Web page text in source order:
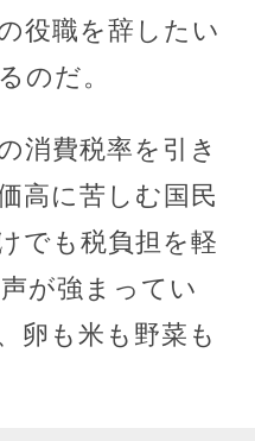
役職を辞したい
のだ。
消費税率を引き
高に苦しむ国民
でも税負担を軽
が強まってい
卵も米も野菜も